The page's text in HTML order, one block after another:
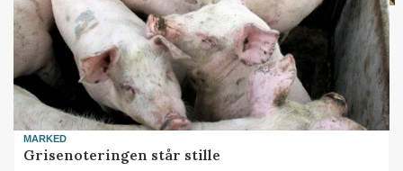
MARKED
Grisenoteringen står stille